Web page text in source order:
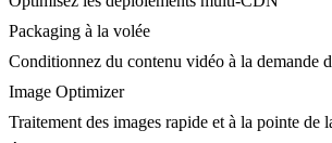
Packaging à la volée
Conditionnez du contenu vidéo à la demande
Image Optimizer
Traitement des images rapide et à la pointe de